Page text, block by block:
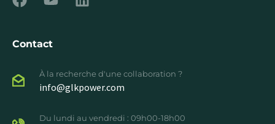
Contact
À la recherche d'une collaboration ?
info@glkpower.com
Du lundi au vendredi : 09h00-18h00